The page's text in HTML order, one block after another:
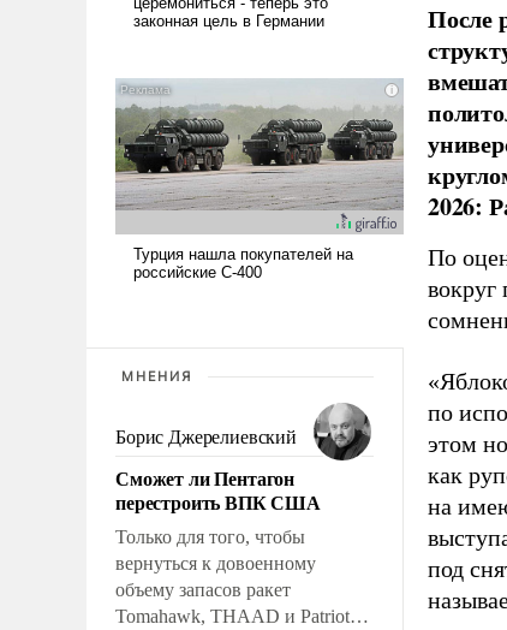
МНЕНИЯ
Борис Джерелиевский
Сможет ли Пентагон
перестроить ВПК США
Только для того, чтобы
вернуться к довоенному
объему запасов ракет
Tomahawk, THAAD и Patriot
После
2026:
По
вокруг
по
этом
как
на
под